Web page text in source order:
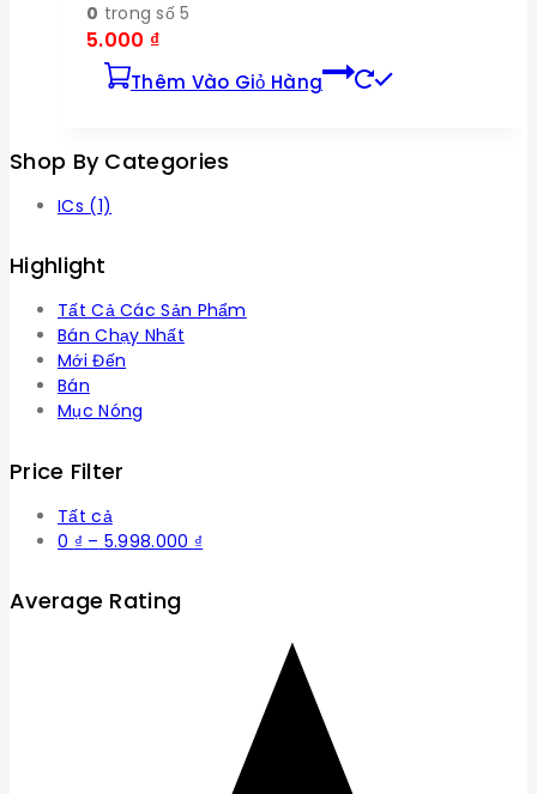
0 trong số 5
5.000 ₫
Thêm Vào Giỏ Hàng
Shop By Categories
ICs (1)
Highlight
Tất Cả Các Sản Phẩm
Bán Chạy Nhất
Mới Đến
Bán
Mục Nóng
Price Filter
Tất cả
0 ₫ – 5.998.000 ₫
5.998.000 ₫
Average Rating